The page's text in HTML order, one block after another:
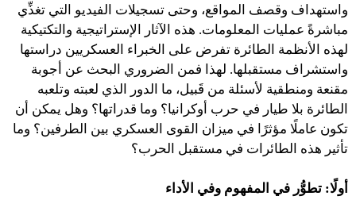
واستهداف وقصف المواقع، وحتى تسجيلات الفيديو التي تغذِّي
مباشرةً عمليات المعلومات. هذه الآثار الإستراتيجية والتكتيكية
لهذه الأنظمة الطائرة تفرض على الخبراء العسكريين دراستها
واستشراف مستقبلها. لهذا فمن الضروري البحث عن أجوبة
مقنعة ومنطقية لأسئلة من قَبيل، ما الدور الذي لعبته وتلعبه
الطائرة بلا طيار في حرب أوكرانيا؟ وما قدراتها؟ وهل يمكن أن
تكون عاملًا مؤثرًا في ميزان القوى العسكري بين الطرفين؟ وما
تأثير هذه الطائرات في مستقبل الحرب؟
أولًا: تطوُّر في المفهوم وفي الأداء